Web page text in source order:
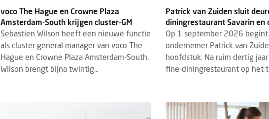
voco The Hague en Crowne Plaza
Amsterdam-South krijgen cluster-GM
Sebastien Wilson heeft een nieuwe functie
als cluster general manager van voco The
Hague en Crowne Plaza Amsterdam-South.
Wilson brengt bijna twintig...
Patrick van Zuiden sluit
diningrestaurant Savarin en
Op 1 september 2026
ondernemer Patrick van
hoofdstuk. Na ruim dertig
fine-diningrestaurant op het